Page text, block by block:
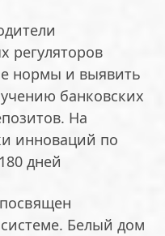
регуляторов
нормы и выявить
банковских
На
инноваций по
дней
Белый дом